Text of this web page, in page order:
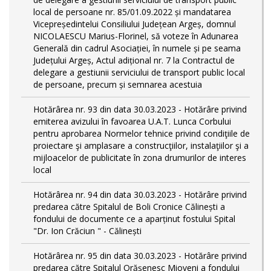
local de persoane nr. 85/01.09.2022 și mandatarea
Vicepreședintelui Consiliului Județean Argeș, domnul
NICOLAESCU Marius-Florinel, să voteze în Adunarea
Generală din cadrul Asociației, în numele și pe seama
Județului Argeș, Actul adițional nr. 7 la Contractul de
delegare a gestiunii serviciului de transport public local
de persoane, precum și semnarea acestuia
Hotărârea nr. 93 din data 30.03.2023 - Hotărâre privind
emiterea avizului în favoarea U.A.T. Lunca Corbului
pentru aprobarea Normelor tehnice privind condiţiile de
proiectare şi amplasare a construcţiilor, instalaţiilor şi a
mijloacelor de publicitate în zona drumurilor de interes
local
Hotărârea nr. 94 din data 30.03.2023 - Hotărâre privind
predarea către Spitalul de Boli Cronice Călinești a
fondului de documente ce a aparținut fostului Spital
"Dr. Ion Crăciun " - Călinești
Hotărârea nr. 95 din data 30.03.2023 - Hotărâre privind
predarea către Spitalul Orășenesc Mioveni a fondului